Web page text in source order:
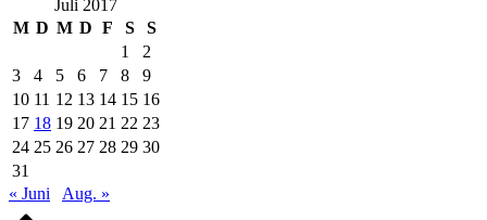
Juli 2017
M D M D F S
S
1
2
3
4 5 6 7 8
9
10 11 12 13 14 15 16
17 18 19 20 21 22 23
24 25 26 27 28 29 30
31
« Juni
Aug. »